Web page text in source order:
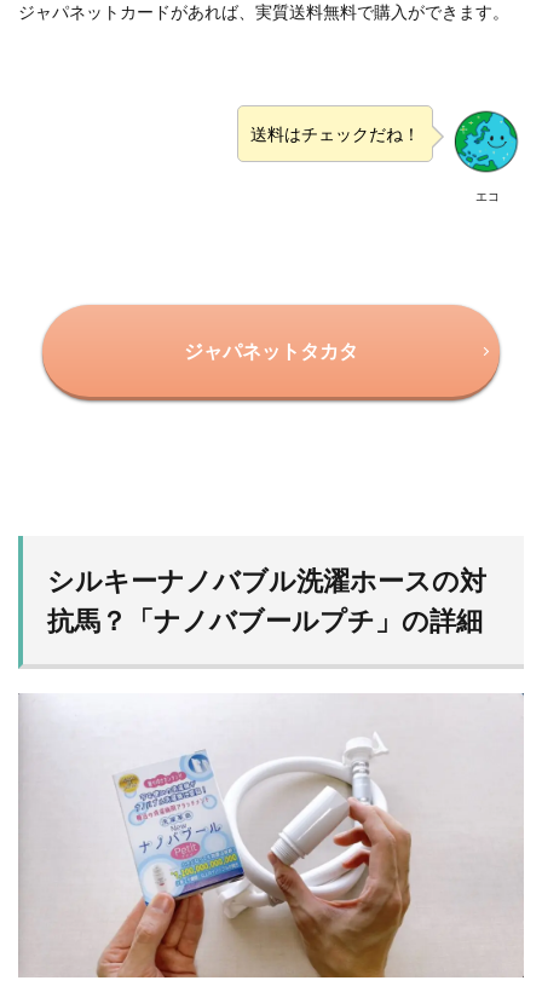
ジャパネットカードがあれば、実質送料無料で購入ができます。
エコ
送料はチェックだね！
ジャパネットタカタ
シルキーナノバブル洗濯ホースの対
抗馬？「ナノバブールプチ」の詳細